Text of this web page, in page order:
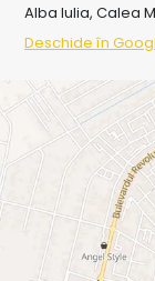
Alba Iulia, Calea
Deschide în